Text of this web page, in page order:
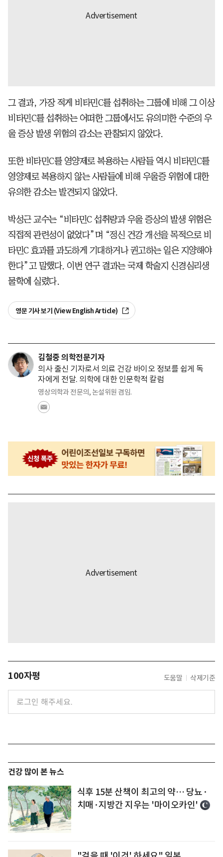
그 결과, 가장 적게 비타민C를 섭취하는 그룹에 비해 그 이상
비타민C를 섭취하는 어떠한 그룹에서도 유의미한 수준의 우
울 증상 발생 위험의 감소는 관찰되지 않았다.
또한 비타민C를 영양제로 복용하는 사람들 역시 비타민C를
영양제로 복용하지 않는 사람들에 비해 우울증 위험에 대한
유의한 감소는 발견되지 않았다.
박성근 교수는 “비타민C 섭취량과 우울 증상의 발생 위험은
직접적 관련성이 없었다”며 “정신 건강 개선을 목적으로 비
타민C 효과를 과도하게 기대하거나 권고하는 일은 지양해야
한다”고 말했다. 이번 연구 결과는 국제 학술지 신경심리생
물학에 실렸다.
영문 기사 보기 (View English Article)
김철중 의학전문기자
의사 출신 기자로서 의료 건강 바이오 정보를 쉽게 독
자에게 전달. 의학에 대한 인문학적 칼럼
영상의학과 전문의, 논설위원 겸임.
100자평 도움말 삭제기준
건강 많이 본 뉴스
식후 15분 산책이 최고의 약… 당뇨·
치매·지방간 지우는 '마이오카인'